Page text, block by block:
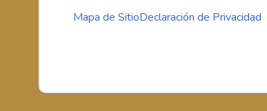
Mapa de SitioDeclaración de Privacidad